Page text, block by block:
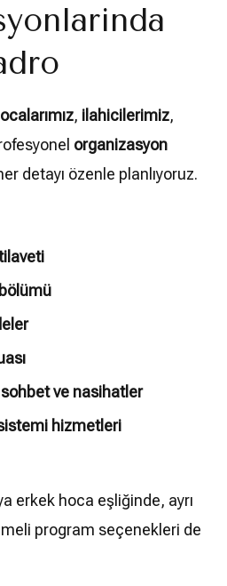
, ilahicilerimiz,
organizasyon
detayı özenle planlıyoruz.
ve nasihatler
hizmetleri
erkek hoca eşliğinde, ayrı
program seçenekleri de